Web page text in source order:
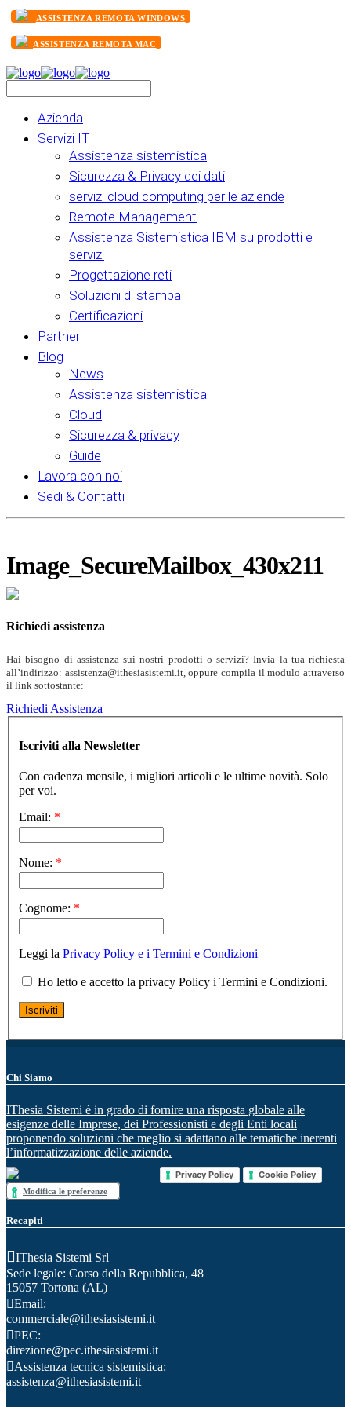
ASSISTENZA REMOTA WINDOWS
ASSISTENZA REMOTA MAC
Azienda
Servizi IT
Assistenza sistemistica
Sicurezza & Privacy dei dati
servizi cloud computing per le aziende
Remote Management
Assistenza Sistemistica IBM su prodotti e
servizi
Progettazione reti
Soluzioni di stampa
Certificazioni
Partner
Blog
News
Assistenza sistemistica
Cloud
Sicurezza & privacy
Guide
Lavora con noi
Sedi & Contatti
Image_SecureMailbox_430x211
Richiedi assistenza
Hai bisogno di assistenza sui nostri prodotti o servizi? Invia la tua richiesta
all’indirizzo: assistenza@ithesiasistemi.it, oppure compila il modulo attraverso
il link sottostante:
Richiedi Assistenza
Iscriviti alla Newsletter
Con cadenza mensile, i migliori articoli e le ultime novità. Solo
per voi.
Email: *
Nome: *
Cognome: *
Leggi la Privacy Policy e i Termini e Condizioni
Ho letto e accetto la privacy Policy i Termini e Condizioni.
Chi Siamo
IThesia Sistemi è in grado di fornire una risposta globale alle
esigenze delle Imprese, dei Professionisti e degli Enti locali
proponendo soluzioni che meglio si adattano alle tematiche inerenti
l’informatizzazione delle aziende.
Privacy Policy Cookie Policy
Modifica le preferenze
Recapiti
IThesia Sistemi Srl
Sede legale: Corso della Repubblica, 48
15057 Tortona (AL)
Email:
commerciale@ithesiasistemi.it
PEC:
direzione@pec.ithesiasistemi.it
Assistenza tecnica sistemistica:
assistenza@ithesiasistemi.it